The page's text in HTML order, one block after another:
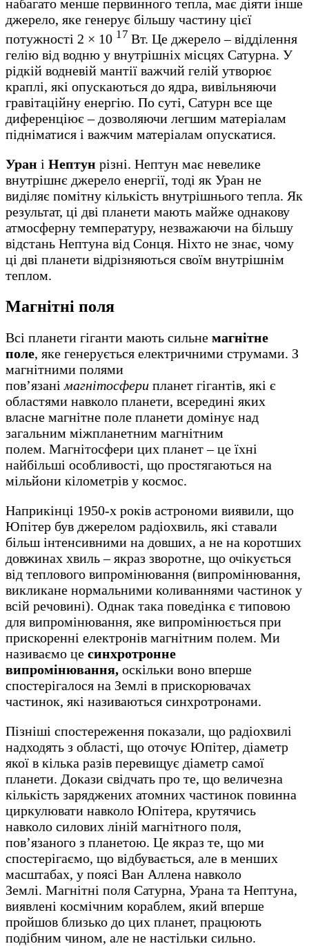
набагато менше первинного тепла, має діяти інше
джерело, яке генерує більшу частину цієї
потужності 2 × 10 17 Вт. Це джерело – відділення
гелію від водню у внутрішніх місцях Сатурна. У
рідкій водневій мантії важчий гелій утворює
краплі, які опускаються до ядра, вивільняючи
гравітаційну енергію. По суті, Сатурн все ще
диференціює – дозволяючи легшим матеріалам
підніматися і важчим матеріалам опускатися.
Уран і Нептун різні. Нептун має невелике
внутрішнє джерело енергії, тоді як Уран не
виділяє помітну кількість внутрішнього тепла. Як
результат, ці дві планети мають майже однакову
атмосферну температуру, незважаючи на більшу
відстань Нептуна від Сонця. Ніхто не знає, чому
ці дві планети відрізняються своїм внутрішнім
теплом.
Магнітні поля
Всі планети гіганти мають сильне магнітне
поле, яке генерується електричними струмами. З
магнітними полями
пов’язанімагнітосфери планет гігантів, які є
областями навколо планети, всередині яких
власне магнітне поле планети домінує над
загальним міжпланетним магнітним
полем. Магнітосфери цих планет – це їхні
найбільші особливості, що простягаються на
мільйони кілометрів у космос.
Наприкінці 1950-х років астрономи виявили, що
Юпітер був джерелом радіохвиль, які ставали
більш інтенсивними на довших, а не на коротших
довжинах хвиль – якраз зворотне, що очікується
від теплового випромінювання (випромінювання,
викликане нормальними коливаннями частинок у
всій речовині). Однак така поведінка є типовою
для випромінювання, яке випромінюється при
прискоренні електронів магнітним полем. Ми
називаємо це синхротронне
випромінювання, оскільки воно вперше
спостерігалося на Землі в прискорювачах
частинок, які називаються синхротронами.
Пізніші спостереження показали, що радіохвилі
надходять з області, що оточує Юпітер, діаметр
якої в кілька разів перевищує діаметр самої
планети. Докази свідчать про те, що величезна
кількість заряджених атомних частинок повинна
циркулювати навколо Юпітера, крутячись
навколо силових ліній магнітного поля,
пов’язаного з планетою. Це якраз те, що ми
спостерігаємо, що відбувається, але в менших
масштабах, у поясі Ван Аллена навколо
Землі. Магнітні поля Сатурна, Урана та Нептуна,
виявлені космічним кораблем, який вперше
пройшов близько до цих планет, працюють
подібним чином, але не настільки сильно.